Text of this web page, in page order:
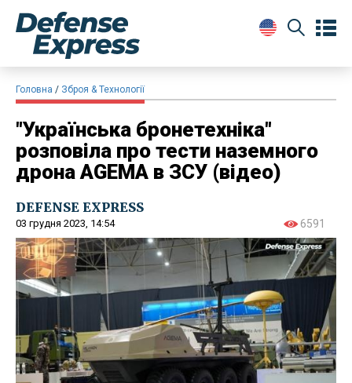
Головна Зброя & Технології
"Українська бронетехніка"
розповіла про тести наземного
дрона AGEMA в ЗСУ (відео)
DEFENSE EXPRESS
03 грудня 2023, 14:54 6591